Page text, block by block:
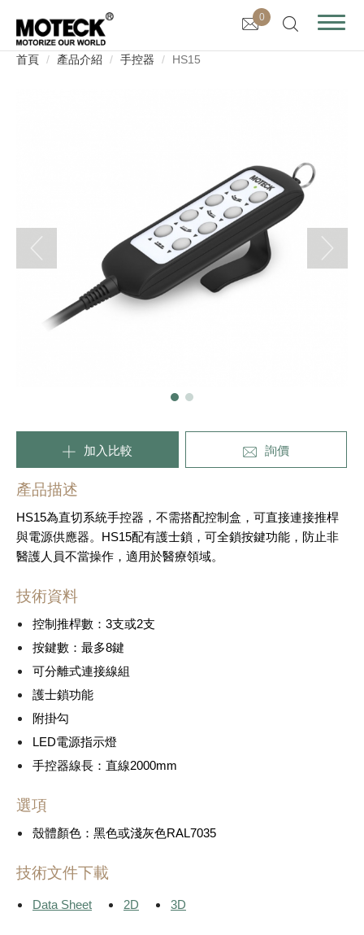
0
首頁 產品介紹 手控器 HS15
加入比較 詢價
產品描述
HS15為直切系統手控器，不需搭配控制盒，可直接連接推桿
與電源供應器。HS15配有護士鎖，可全鎖按鍵功能，防止非
醫護人員不當操作，適用於醫療領域。
技術資料
控制推桿數：3支或2支
按鍵數：最多8鍵
可分離式連接線組
護士鎖功能
附掛勾
LED電源指示燈
手控器線長：直線2000mm
選項
殼體顏色：黑色或淺灰色RAL7035
技術文件下載
Data Sheet 2D 3D